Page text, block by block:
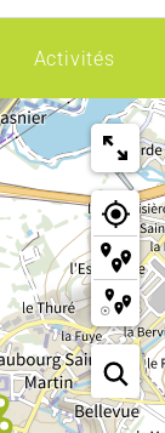
Activités